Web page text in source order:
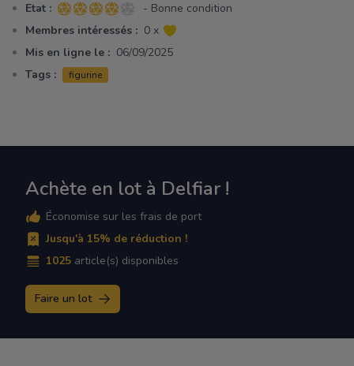
Etat : 4 sur 5 étoiles
- Bonne condition
Membres intéressés : 0 x
Mis en ligne le : 06/09/2025
Tags :
figurine
Achète en lot à Delfiar !
Économise sur les frais de port
Jusqu'à 15% de réduction !
1025 article(s) disponibles
Faire un lot